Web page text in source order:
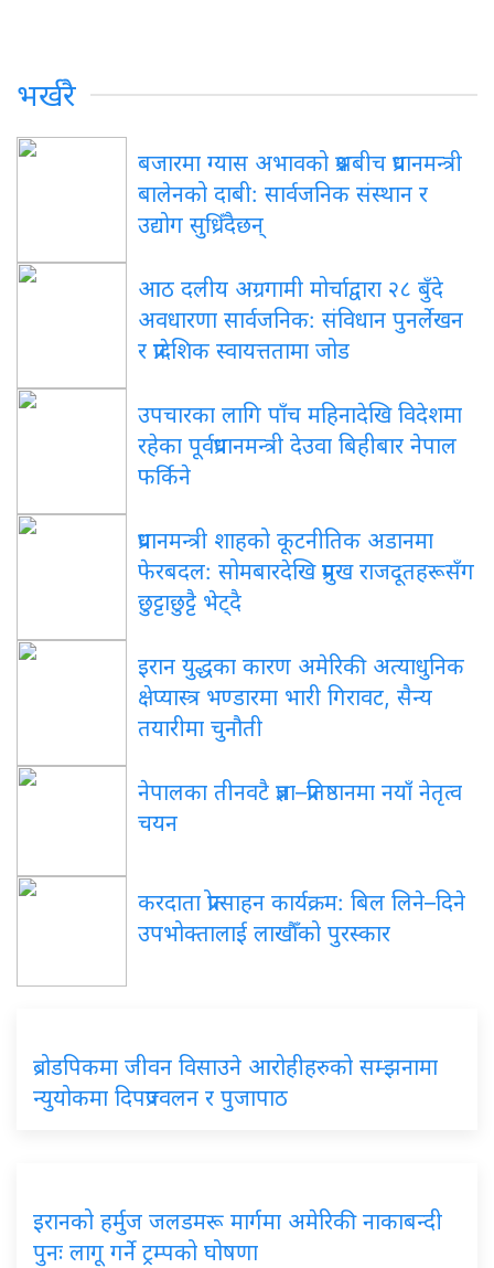
भर्खरै
बजारमा ग्यास अभावको प्रश्नबीच प्रधानमन्त्री
बालेनको दाबी: सार्वजनिक संस्थान र
उद्योग सुध्रिँदैछन्
आठ दलीय अग्रगामी मोर्चाद्वारा २८ बुँदे
अवधारणा सार्वजनिक: संविधान पुनर्लेखन
र प्रादेशिक स्वायत्ततामा जोड
उपचारका लागि पाँच महिनादेखि विदेशमा
रहेका पूर्वप्रधानमन्त्री देउवा बिहीबार नेपाल
फर्किने
प्रधानमन्त्री शाहको कूटनीतिक अडानमा
फेरबदल: सोमबारदेखि प्रमुख राजदूतहरूसँग
छुट्टाछुट्टै भेट्दै
इरान युद्धका कारण अमेरिकी अत्याधुनिक
क्षेप्यास्त्र भण्डारमा भारी गिरावट, सैन्य
तयारीमा चुनौती
नेपालका तीनवटै प्रज्ञा–प्रतिष्ठानमा नयाँ नेतृत्व
चयन
करदाता प्रोत्साहन कार्यक्रम: बिल लिने–दिने
उपभोक्तालाई लाखौँको पुरस्कार
ब्रोडपिकमा जीवन विसाउने आरोहीहरुको सम्झनामा
न्युयोकमा दिपप्रज्वलन र पुजापाठ
इरानको हर्मुज जलडमरू मार्गमा अमेरिकी नाकाबन्दी
पुनः लागू गर्ने ट्रम्पको घोषणा